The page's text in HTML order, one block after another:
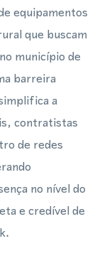
equipamentos
que buscam
município de
barreira
a
contratistas
de redes
no nível do
e credível de